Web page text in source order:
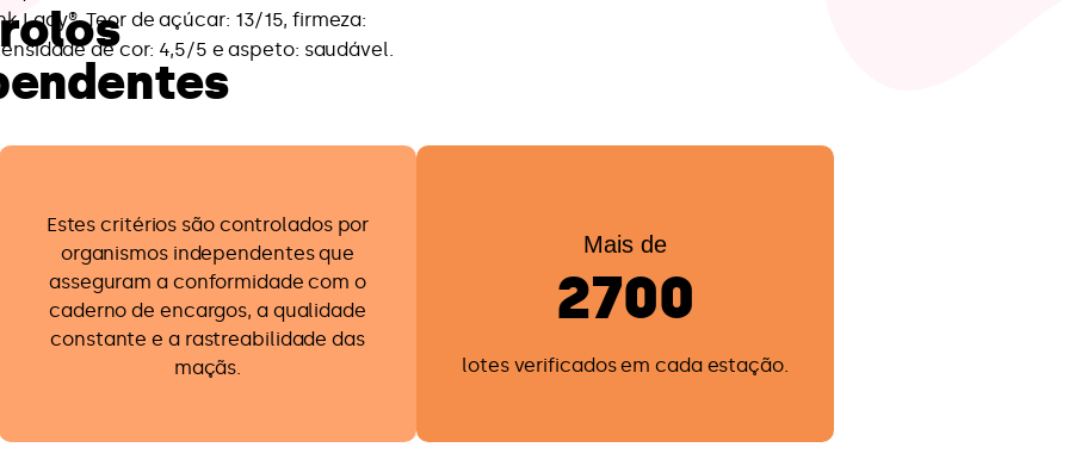
Estes critérios são controlados por
organismos independentes que
asseguram a conformidade com o
caderno de encargos, a qualidade
constante e a rastreabilidade das
maçãs.
Mais de
2700
lotes verificados em cada estação.